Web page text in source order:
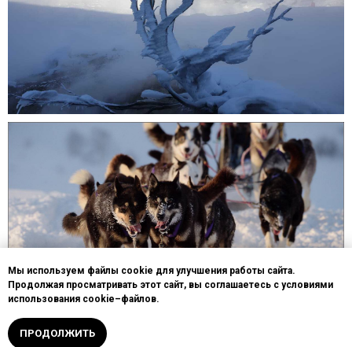
Мы используем файлы cookie для улучшения работы сайта.
Продолжая просматривать этот сайт, вы соглашаетесь с условиями
использования cookie–файлов.
ПРОДОЛЖИТЬ